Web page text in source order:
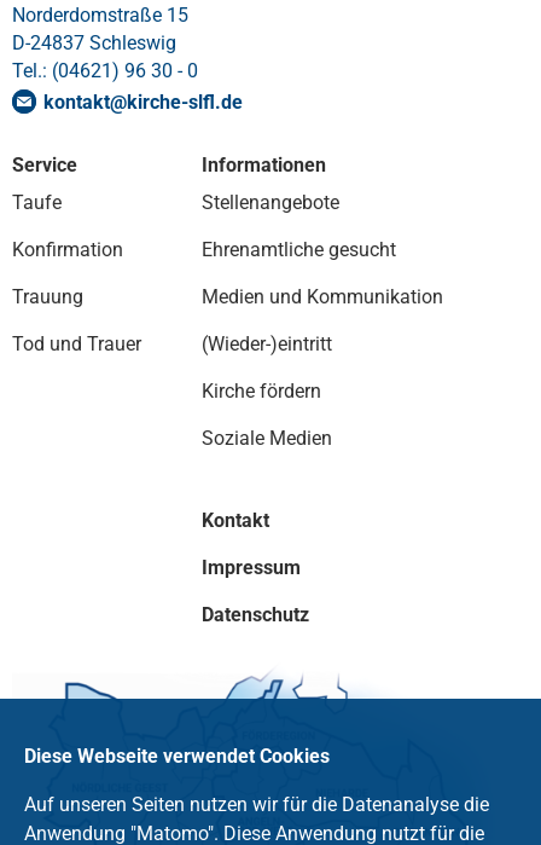
Norderdomstraße 15
D-24837 Schleswig
Tel.: (04621) 96 30 - 0
kontakt@kirche-slfl.de
Service
Taufe
Konfirmation
Trauung
Tod und Trauer
Informationen
Stellenangebote
Ehrenamtliche gesucht
Medien und Kommunikation
(Wieder-)eintritt
Kirche fördern
Soziale Medien
Kontakt
Impressum
Datenschutz
Diese Webseite verwendet Cookies
Auf unseren Seiten nutzen wir für die Datenanalyse die
Anwendung "Matomo". Diese Anwendung nutzt für die